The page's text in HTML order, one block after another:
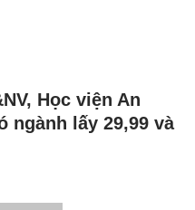
Học viện An
ngành lấy 29,99 và